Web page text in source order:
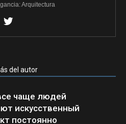
Arquitectura
del autor
чаще людей
искусственный
постоянно